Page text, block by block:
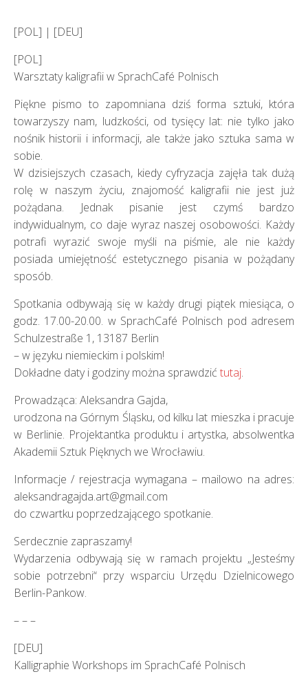
[POL] | [DEU]
[POL]
Warsztaty kaligrafii w SprachCafé Polnisch
Piękne pismo to zapomniana dziś forma sztuki, która
towarzyszy nam, ludzkości, od tysięcy lat: nie tylko jako
nośnik historii i informacji, ale także jako sztuka sama w
sobie.
W dzisiejszych czasach, kiedy cyfryzacja zajęła tak dużą
rolę w naszym życiu, znajomość kaligrafii nie jest już
pożądana. Jednak pisanie jest czymś bardzo
indywidualnym, co daje wyraz naszej osobowości. Każdy
potrafi wyrazić swoje myśli na piśmie, ale nie każdy
posiada umiejętność estetycznego pisania w pożądany
sposób.
Spotkania odbywają się w każdy drugi piątek miesiąca, o
godz. 17.00-20.00. w SprachCafé Polnisch pod adresem
Schulzestraße 1, 13187 Berlin
– w języku niemieckim i polskim!
Dokładne daty i godziny można sprawdzić tutaj.
Prowadząca: Aleksandra Gajda,
urodzona na Górnym Śląsku, od kilku lat mieszka i pracuje
w Berlinie. Projektantka produktu i artystka, absolwentka
Akademii Sztuk Pięknych we Wrocławiu.
Informacje / rejestracja wymagana – mailowo na adres:
aleksandragajda.art@gmail.com
do czwartku poprzedzającego spotkanie.
Serdecznie zapraszamy!
Wydarzenia odbywają się w ramach projektu „Jesteśmy
sobie potrzebni“ przy wsparciu Urzędu Dzielnicowego
Berlin-Pankow.
– – –
[DEU]
Kalligraphie Workshops im SprachCafé Polnisch